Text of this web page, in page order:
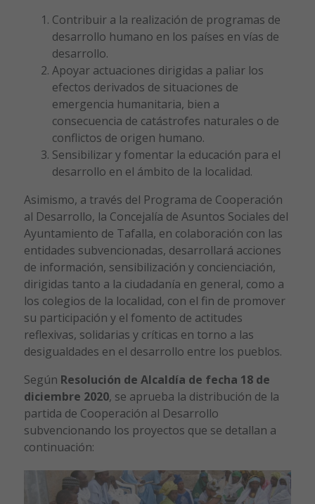
Contribuir a la realización de programas de
desarrollo humano en los países en vías de
desarrollo.
Apoyar actuaciones dirigidas a paliar los
efectos derivados de situaciones de
emergencia humanitaria, bien a
consecuencia de catástrofes naturales o de
conflictos de origen humano.
Sensibilizar y fomentar la educación para el
desarrollo en el ámbito de la localidad.
Asimismo, a través del Programa de Cooperación
al Desarrollo, la Concejalía de Asuntos Sociales del
Ayuntamiento de Tafalla, en colaboración con las
entidades subvencionadas, desarrollará acciones
de información, sensibilización y concienciación,
dirigidas tanto a la ciudadanía en general, como a
los colegios de la localidad, con el fin de promover
su participación y el fomento de actitudes
reflexivas, solidarias y críticas en torno a las
desigualdades en el desarrollo entre los pueblos.
Según Resolución de Alcaldía de fecha 18 de
diciembre 2020, se aprueba la distribución de la
partida de Cooperación al Desarrollo
subvencionando los proyectos que se detallan a
continuación: